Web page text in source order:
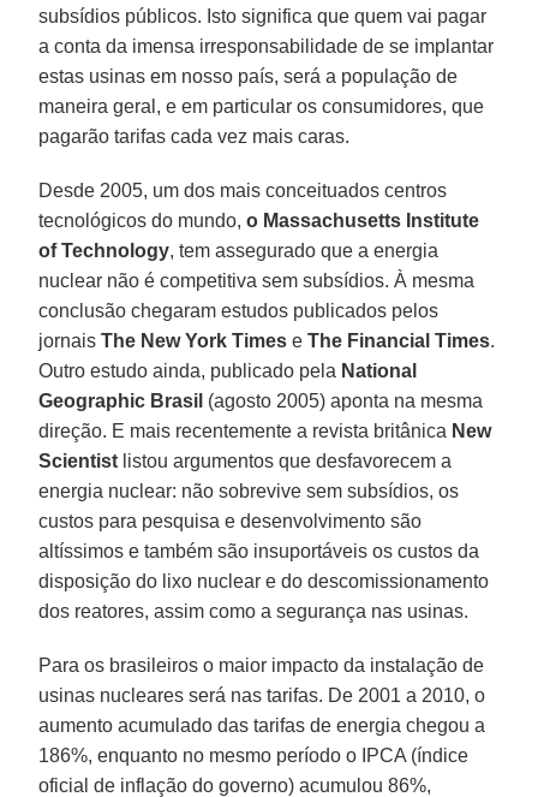
subsídios públicos. Isto significa que quem vai pagar
a conta da imensa irresponsabilidade de se implantar
estas usinas em nosso país, será a população de
maneira geral, e em particular os consumidores, que
pagarão tarifas cada vez mais caras.
Desde 2005, um dos mais conceituados centros
tecnológicos do mundo,o Massachusetts Institute
of Technology, tem assegurado que a energia
nuclear não é competitiva sem subsídios. À mesma
conclusão chegaram estudos publicados pelos
jornaisThe New York Times eThe Financial Times.
Outro estudo ainda, publicado pela National
Geographic Brasil (agosto 2005) aponta na mesma
direção. E mais recentemente a revista britânica New
Scientist listou argumentos que desfavorecem a
energia nuclear: não sobrevive sem subsídios, os
custos para pesquisa e desenvolvimento são
altíssimos e também são insuportáveis os custos da
disposição do lixo nuclear e do descomissionamento
dos reatores, assim como a segurança nas usinas.
Para os brasileiros o maior impacto da instalação de
usinas nucleares será nas tarifas. De 2001 a 2010, o
aumento acumulado das tarifas de energia chegou a
186%, enquanto no mesmo período o IPCA (índice
oficial de inflação do governo) acumulou 86%,